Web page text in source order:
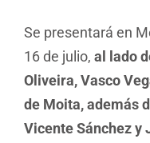
Se presentará en
16 de julio, al lado
Oliveira, Vasco
de Moita, además
Vicente Sánchez y